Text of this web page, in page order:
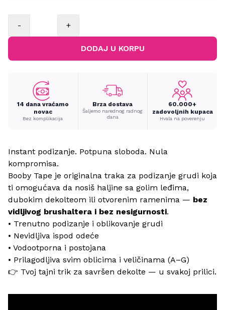
- +
DODAJ U KORPU
14 dana vraćamo
novac
Bez komplikacija
Brza dostava
Šaljemo narednog radnog
dana
60.000+
zadovoljnih kupaca
Hvala na poverenju
Instant podizanje. Potpuna sloboda. Nula
kompromisa.
Booby Tape je originalna traka za podizanje grudi koja
ti omogućava da nosiš haljine sa golim leđima,
dubokim dekolteom ili otvorenim ramenima — bez
vidljivog brushaltera i bez nesigurnosti.
• Trenutno podizanje i oblikovanje grudi
• Nevidljiva ispod odeće
• Vodootporna i postojana
• Prilagodljiva svim oblicima i veličinama (A–G)
👉 Tvoj tajni trik za savršen dekolte — u svakoj prilici.